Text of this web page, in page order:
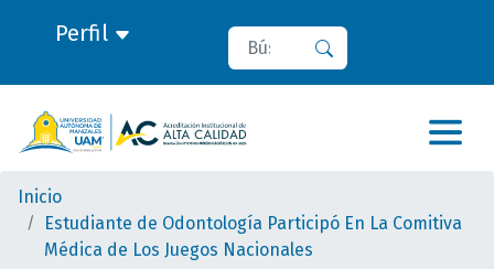
Perfil Buscar
Inicio
Estudiante de Odontología Participó En La Comitiva
Médica de Los Juegos Nacionales